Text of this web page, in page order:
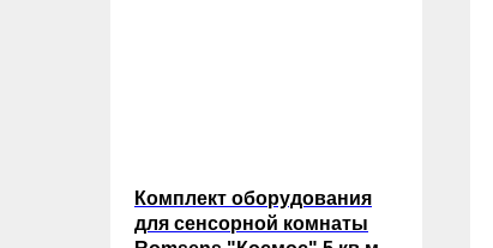
Комплект оборудования
для сенсорной комнаты